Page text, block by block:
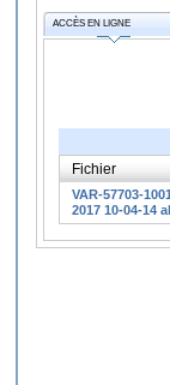
ACCÈS EN LIGNE
Fichier
VAR-57703-
2017 10-04-14